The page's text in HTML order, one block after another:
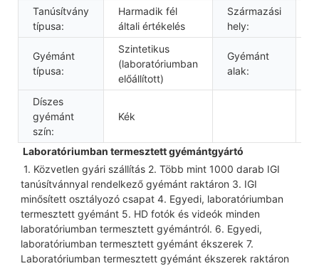
Tanúsítvány
típusa:
Harmadik fél
általi értékelés
Származási
hely:
Gyémánt
típusa:
Szintetikus
(laboratóriumban
előállított)
Gyémánt
alak:
Díszes
gyémánt
szín:
Kék
Laboratóriumban termesztett gyémántgyártó
tanúsítvánnyal rendelkező gyémánt raktáron 3. IGI
minősített osztályozó csapat 4. Egyedi, laboratóriumban
termesztett gyémánt 5. HD fotók és videók minden
laboratóriumban termesztett gyémántról. 6. Egyedi,
laboratóriumban termesztett gyémánt ékszerek 7.
Laboratóriumban termesztett gyémánt ékszerek raktáron